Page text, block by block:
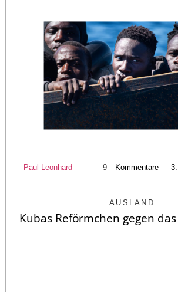
Paul Leonhard 9 Kommentare —
AUSLAND
Kubas Reförmchen gegen